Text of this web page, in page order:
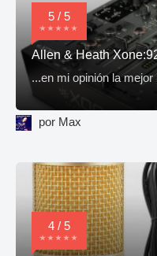
5 / 5
Allen & Heath
...en mi opinión la
por Max
4 / 5